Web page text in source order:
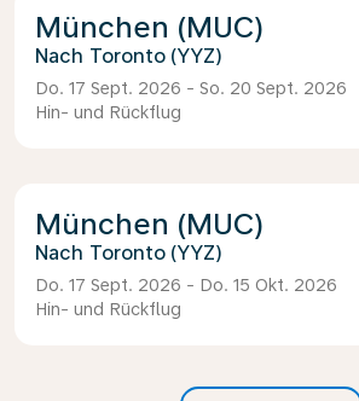
München (MUC)
Toronto (YYZ)
Do. 17 Sept. 2026 - So. 20 Sept. 2026
Hin- und Rückflug
München (MUC)
Toronto (YYZ)
Do. 17 Sept. 2026 - Do. 15 Okt. 2026
Hin- und Rückflug